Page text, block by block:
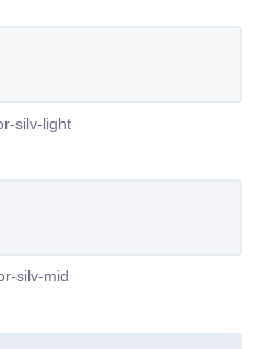
silv-light
silv-mid